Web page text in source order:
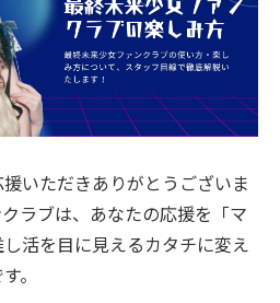
いただきありがとうございま
ラブは、あなたの応援を「マ
活を目に見えるカタチに変え
。